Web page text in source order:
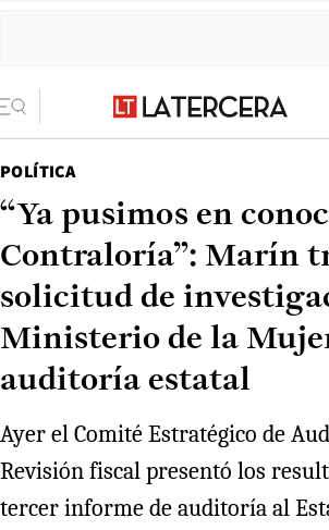
POLÍTICA
“Ya pusimos en
Contraloría”: Marín
solicitud de
Ministerio de la
auditoría estatal
Ayer el Comité Estratégico de
Revisión fiscal presentó los
tercer informe de auditoría al